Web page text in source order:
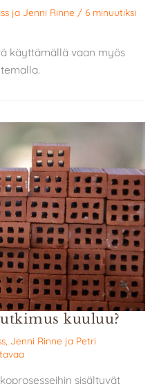
ja Jenni Rinne / 6 minuutiksi
käyttämällä vaan myös
kuuluu?
Jenni Rinne ja Petri
sisältyvät